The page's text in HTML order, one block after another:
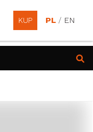
PL / EN
KUP